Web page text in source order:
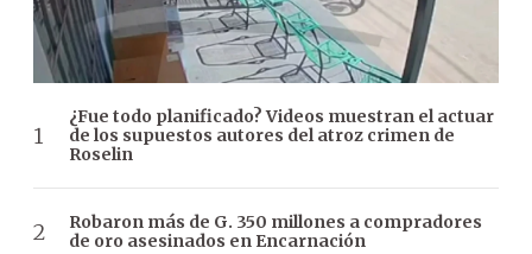
¿Fue todo planificado? Videos muestran el actuar
de los supuestos autores del atroz crimen de
Roselin
Robaron más de G. 350 millones a compradores
de oro asesinados en Encarnación